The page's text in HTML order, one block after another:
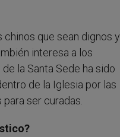
que sean dignos y
interesa a los
la Santa Sede ha sido
de la Iglesia por las
ser curadas.